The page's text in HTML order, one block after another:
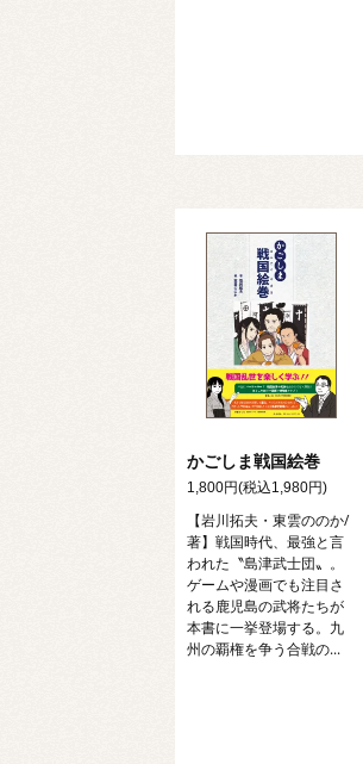
かごしま戦国絵巻
1,800円(税込1,980円)
【岩川拓夫・東雲ののか/
著】戦国時代、最強と言
われた〝島津武士団〟。
ゲームや漫画でも注目さ
れる鹿児島の武将たちが
本書に一挙登場する。九
州の覇権を争う合戦の...